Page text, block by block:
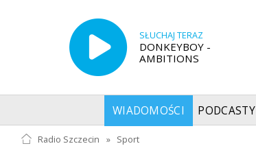
SŁUCHAJ TERAZ
DONKEYBOY -
AMBITIONS
WIADOMOŚCI PODCASTY
Radio Szczecin » Sport